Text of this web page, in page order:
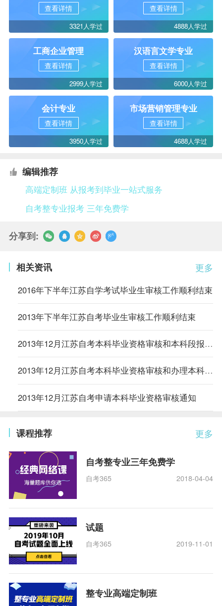
查看详情
3321人学过
查看详情
4888人学过
工商企业管理
查看详情
2999人学过
汉语言文学专业
查看详情
6000人学过
会计专业
查看详情
3950人学过
市场营销管理专业
查看详情
4688人学过
编辑推荐
高端定制班 从报考到毕业一站式服务
自考整专业报考 三年免费学
分享到:
更多
相关资讯
2016年下半年江苏自学考试毕业生审核工作顺利结束
2013年下半年江苏自考毕业生审核工作顺利结束
2013年12月江苏自考本科毕业资格审核和本科段报考资格审核通知
2013年12月江苏自考本科毕业资格审核和办理本科段报考资格审核通知
2013年12月江苏自考申请本科毕业资格审核通知
更多
课程推荐
自考整专业三年免费学
自考365 2018-04-04
试题
自考365 2019-11-01
整专业高端定制班